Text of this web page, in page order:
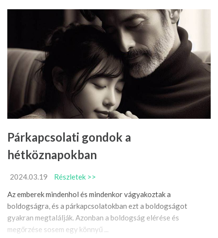
Párkapcsolati gondok a
hétköznapokban
2024.03.19
Részletek >>
Az emberek mindenhol és mindenkor vágyakoztak a
boldogságra, és a párkapcsolatokban ezt a boldogságot
gyakran megtalálják. Azonban a boldogság elérése és
megőrzése sosem egy könnyű ...